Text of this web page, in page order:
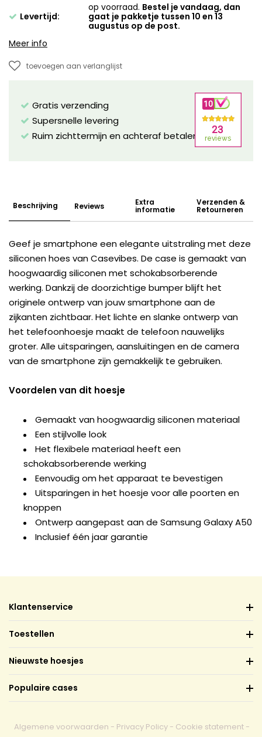
Levertijd:
op voorraad. Bestel je vandaag, dan
gaat je pakketje tussen 10 en 13
augustus op de post.
Meer info
toevoegen aan verlanglijst
Gratis verzending
Supersnelle levering
Ruim zichttermijn en achteraf betalen mogelijk!
Beschrijving Reviews Extra
informatie
Verzenden &
Retourneren
Geef je smartphone een elegante uitstraling met deze
siliconen hoes van Casevibes. De case is gemaakt van
hoogwaardig siliconen met schokabsorberende
werking. Dankzij de doorzichtige bumper blijft het
originele ontwerp van jouw smartphone aan de
zijkanten zichtbaar. Het lichte en slanke ontwerp van
het telefoonhoesje maakt de telefoon nauwelijks
groter. Alle uitsparingen, aansluitingen en de camera
van de smartphone zijn gemakkelijk te gebruiken.
Voordelen van dit hoesje
Gemaakt van hoogwaardig siliconen materiaal
Een stijlvolle look
Het flexibele materiaal heeft een
schokabsorberende werking
Eenvoudig om het apparaat te bevestigen
Uitsparingen in het hoesje voor alle poorten en
knoppen
Ontwerp aangepast aan de Samsung Galaxy A50
Inclusief één jaar garantie
Klantenservice
Toestellen
Nieuwste hoesjes
Populaire cases
Algemene voorwaarden - Privacy Policy - Cookie statement -